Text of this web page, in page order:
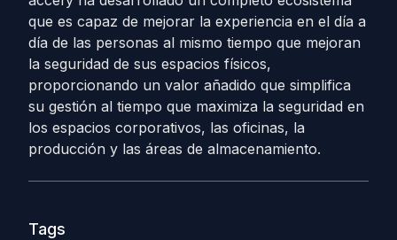
que es capaz de mejorar la experiencia en el día a
día de las personas al mismo tiempo que mejoran
la seguridad de sus espacios físicos,
proporcionando un valor añadido que simplifica
su gestión al tiempo que maximiza la seguridad en
los espacios corporativos, las oficinas, la
producción y las áreas de almacenamiento.
Tags